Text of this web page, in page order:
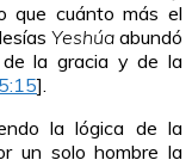
que cuánto más el
Yeshúaabundó
la gracia y de la
].
la lógica de la
un solo hombre la